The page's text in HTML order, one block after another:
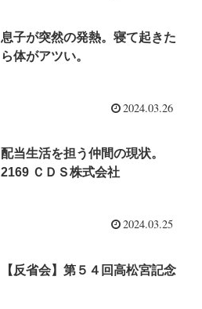
息子が突然の発熱。寝て起きた
ら体がアツい。
2024.03.26
配当生活を担う仲間の現状。
2169 ＣＤＳ株式会社
2024.03.25
【反省会】第５４回高松宮記念